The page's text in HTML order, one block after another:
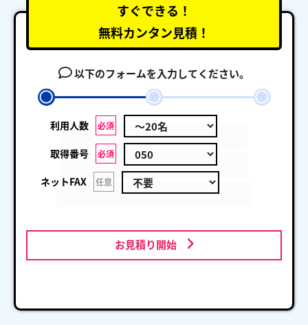
すぐできる！
無料カンタン見積！
以下のフォームを入力してください。
利用人数 必須
取得番号 必須
ネットFAX 任意
お見積り開始